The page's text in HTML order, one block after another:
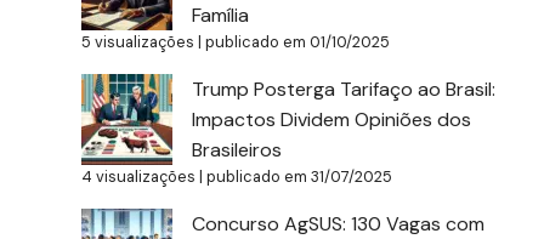
Família
5 visualizações |publicado em 01/10/2025
Trump Posterga Tarifaço ao Brasil:
Impactos Dividem Opiniões dos
Brasileiros
4 visualizações |publicado em 31/07/2025
Concurso AgSUS: 130 Vagas com